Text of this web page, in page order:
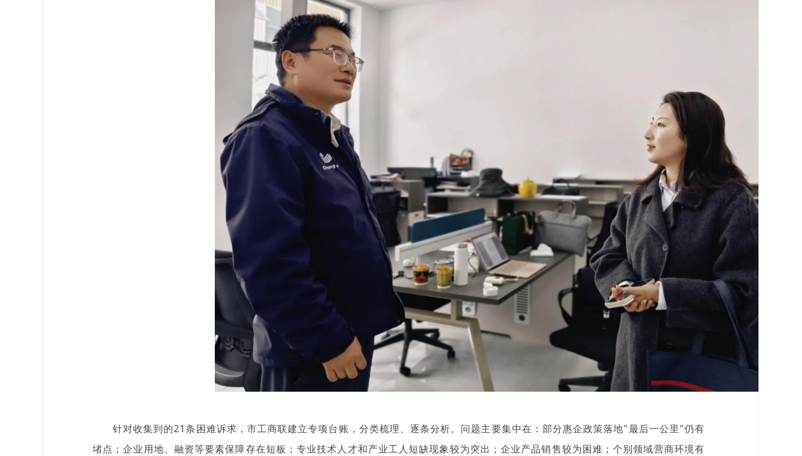
针对收集到的21条困难诉求，市工商联建立专项台账，分类梳理、逐条分析。问题主要集中在：部分惠企政策落地"最后一公里"仍有
堵点；企业用地、融资等要素保障存在短板；专业技术人才和产业工人短缺现象较为突出；企业产品销售较为困难；个别领域营商环境有